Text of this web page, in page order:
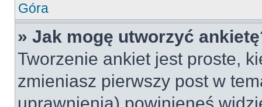
Góra
» Jak mogę utworzyć
Tworzenie ankiet jest proste,
zmieniasz pierwszy post w